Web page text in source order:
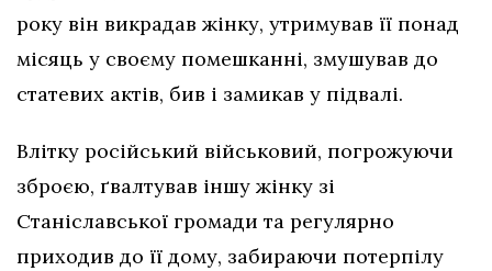
року він викрадав жінку, утримував її понад
місяць у своєму помешканні, змушував до
статевих актів, бив і замикав у підвалі.
Влітку російський військовий, погрожуючи
зброєю, ґвалтував іншу жінку зі
Станіславської громади та регулярно
приходив до її дому, забираючи потерпілу